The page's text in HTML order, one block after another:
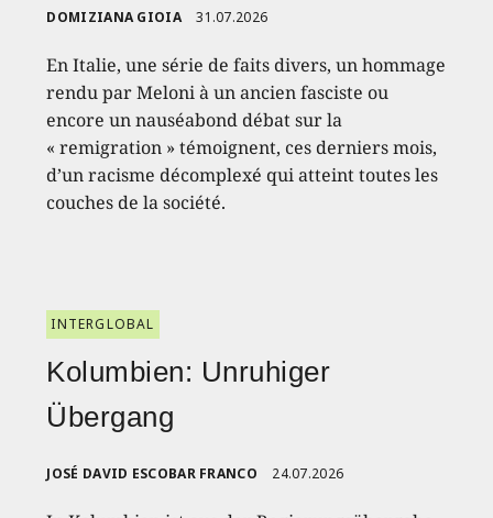
DOMIZIANA GIOIA 31.07.2026
En Italie, une série de faits divers, un hommage
rendu par Meloni à un ancien fasciste ou
encore un nauséabond débat sur la
« remigration » témoignent, ces derniers mois,
d’un racisme décomplexé qui atteint toutes les
couches de la société.
INTERGLOBAL
Kolumbien: Unruhiger
Übergang
JOSÉ DAVID ESCOBAR FRANCO 24.07.2026